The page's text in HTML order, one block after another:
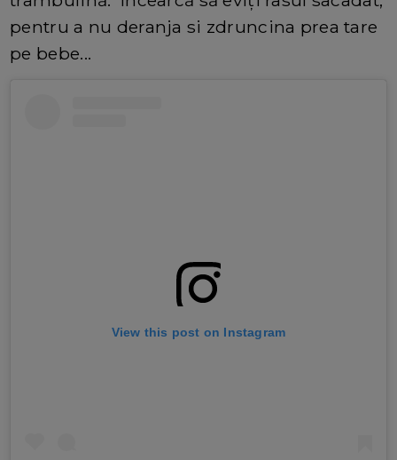
pentru a nu deranja si zdruncina prea tare
pe bebe...
View this post on Instagram